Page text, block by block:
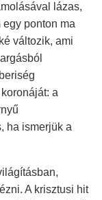
lázas,
ponton ma
változik, ami
a
ha ismerjük a
A krisztusi hit